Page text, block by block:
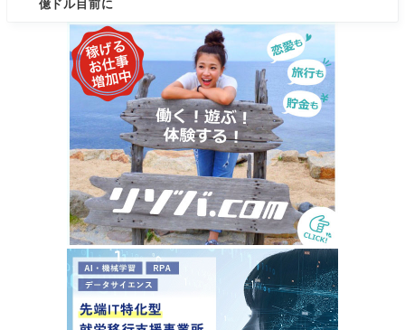
億ドル目前に